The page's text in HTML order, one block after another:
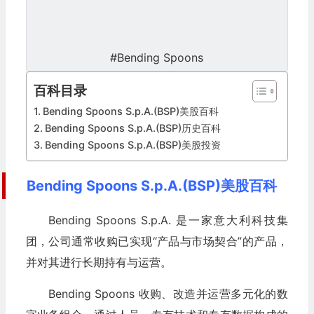
#Bending Spoons
百科目录
Bending Spoons S.p.A.(BSP)美股百科
Bending Spoons S.p.A.(BSP)历史百科
Bending Spoons S.p.A.(BSP)美股投资
Bending Spoons S.p.A.(BSP)美股百科
Bending Spoons S.p.A. 是一家意大利科技集
团，公司通常收购已实现“产品与市场契合”的产品，
并对其进行长期持有与运营。
Bending Spoons 收购、改造并运营多元化的数